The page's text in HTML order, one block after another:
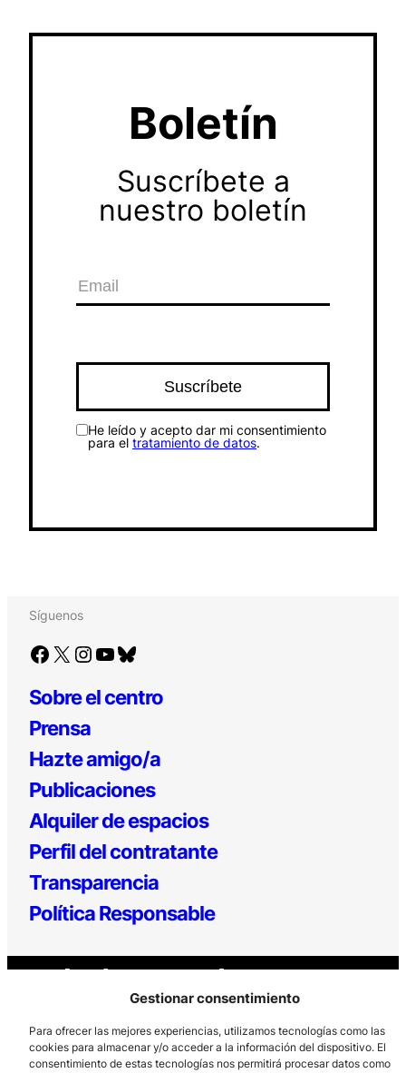
Gestionar consentimiento
Para ofrecer las mejores experiencias, utilizamos tecnologías como las
cookies para almacenar y/o acceder a la información del dispositivo. El
consentimiento de estas tecnologías nos permitirá procesar datos como
Boletín
Suscríbete a
nuestro boletín
He leído y acepto dar mi consentimiento
para el tratamiento de datos.
Síguenos
Facebook X Instagram YouTube Bluesky
Sobre el centro
Prensa
Hazte amigo/a
Publicaciones
Alquiler de espacios
Perfil del contratante
Transparencia
Política Responsable